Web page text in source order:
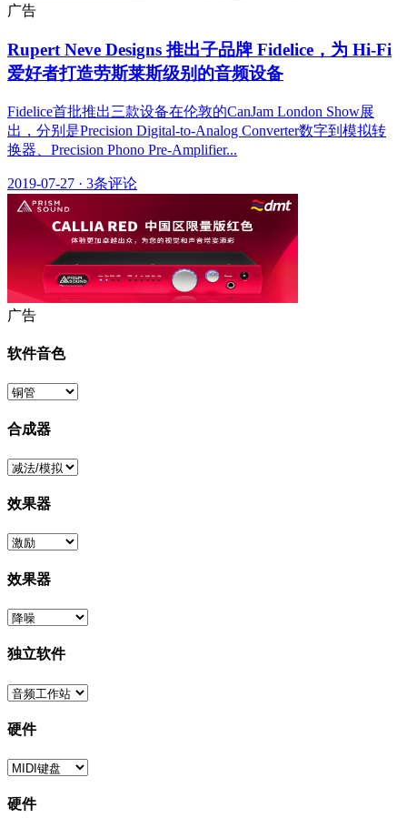
广告
Rupert Neve Designs 推出子品牌 Fidelice，为 Hi-Fi
爱好者打造劳斯莱斯级别的音频设备
Fidelice首批推出三款设备在伦敦的CanJam London Show展
出，分别是Precision Digital-to-Analog Converter数字到模拟转
换器、Precision Phono Pre-Amplifier...
2019-07-27 · 3条评论
广告
软件音色
合成器
效果器
效果器
独立软件
硬件
硬件